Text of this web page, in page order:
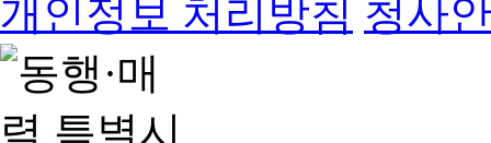
개인정보 처리방침 청사